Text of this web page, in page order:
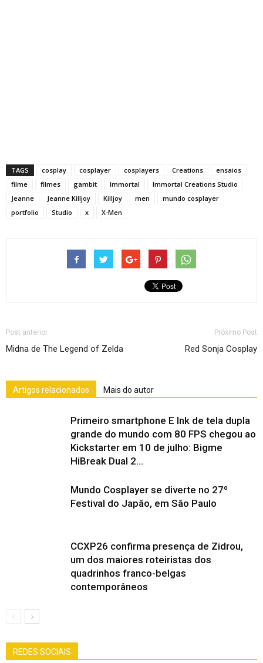
TAGS cosplay cosplayer cosplayers Creations
ensaios
filme
filmes gambit Immortal
Immortal Creations Studio
Jeanne
Jeanne Killjoy Killjoy men
mundo cosplayer
portfolio
Studio x X-Men
Post anterior
Midna de The Legend of Zelda
Próximo Post
Red Sonja Cosplay
Artigos relacionados Mais do autor
Primeiro smartphone E Ink de tela dupla
grande do mundo com 80 FPS chegou ao
Kickstarter em 10 de julho: Bigme
HiBreak Dual 2...
Mundo Cosplayer se diverte no 27º
Festival do Japão, em São Paulo
CCXP26 confirma presença de Zidrou,
um dos maiores roteiristas dos
quadrinhos franco-belgas
contemporâneos
REDES SOCIAIS